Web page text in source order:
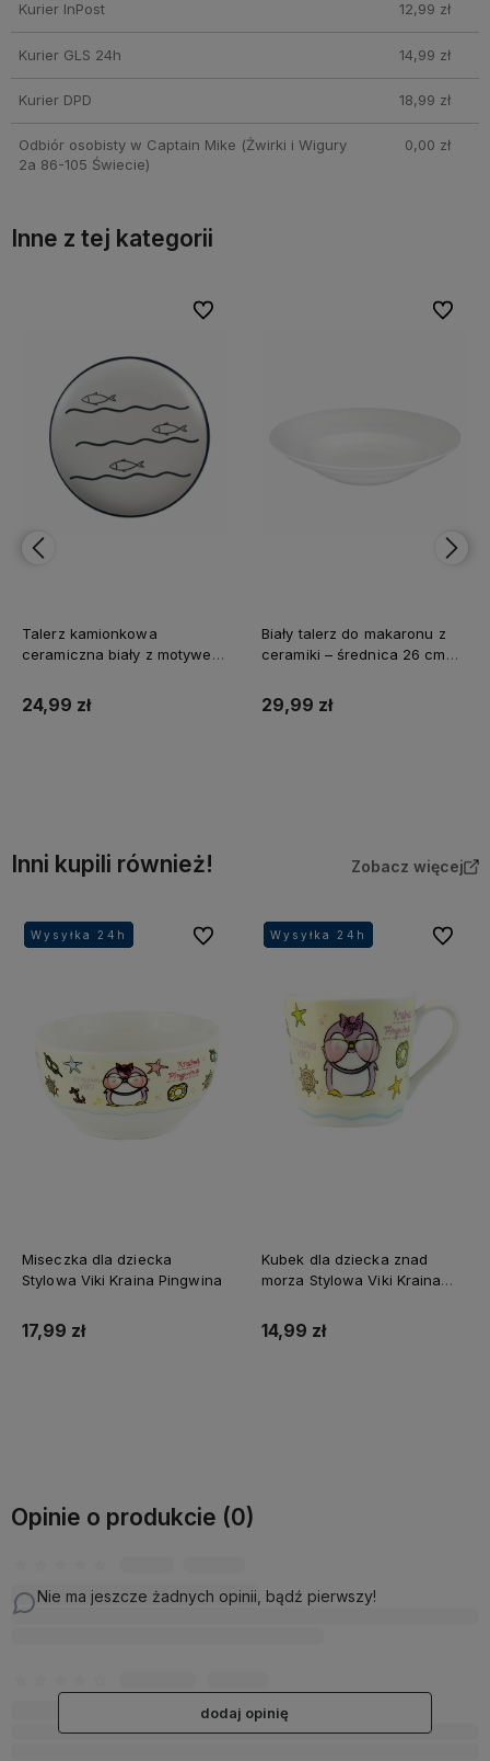
Kurier InPost 12,99 zł
Kurier GLS 24h 14,99 zł
Kurier DPD 18,99 zł
Odbiór osobisty w Captain Mike (Żwirki i Wigury
2a 86-105 Świecie)
0,00 zł
Inne z tej kategorii
Biały talerz do makaronu z
ceramiki – średnica 26 cm
29,99 zł
Do ulubionych
Do ulubionych
Biały talerz głęboki z ceramiki
– średnica 25 cm VAVIO
49,99 zł
Do
Do
Inni kupili również! Zobacz więcej
Wysyłka 24h
Wysyłka 24h
Wysyłka 24h
Wysyłka 24h
Wysyłka 24h
Miseczka dla dziecka
Stylowa Viki Kraina Pingwina
17,99 zł
Do ulubionychWysyłka 24h
Wysyłka 24h
Wysyłka 24h
Wysyłka 24h
Wysyłka 24h
Kubek dla dziecka znad
morza Stylowa Viki Kraina
14,99 zł
Do
Opinie o produkcie (0)
Nie ma jeszcze żadnych opinii, bądź pierwszy!
dodaj opinię